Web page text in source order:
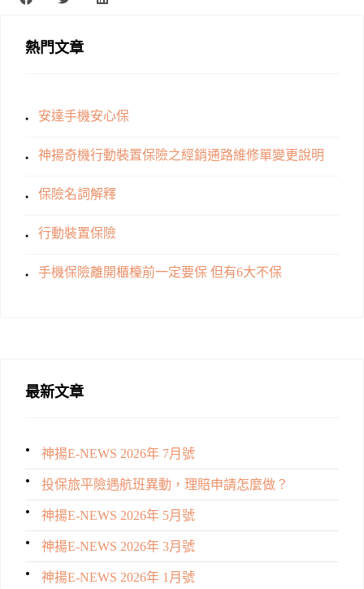
熱門文章
安達手機安心保
神揚奇機行動裝置保險之經銷通路維修單變更說明
保險名詞解釋
行動裝置保險
手機保險離開櫃檯前一定要保 但有6大不保
最新文章
神揚E-NEWS 2026年 7月號
投保旅平險遇航班異動，理賠申請怎麼做？
神揚E-NEWS 2026年 5月號
神揚E-NEWS 2026年 3月號
神揚E-NEWS 2026年 1月號